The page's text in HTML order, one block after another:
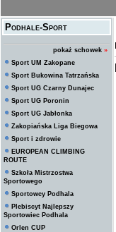
Podhale-Sport
pokaż schowek »
Sport UM Zakopane
Sport Bukowina Tatrzańska
Sport UG Czarny Dunajec
Sport UG Poronin
Sport UG Jabłonka
Zakopiańska Liga Biegowa
Sport i zdrowie
EUROPEAN CLIMBING
ROUTE
Szkoła Mistrzostwa
Sportowego
Sportowcy Podhala
Plebiscyt Najlepszy
Sportowiec Podhala
Orlen CUP